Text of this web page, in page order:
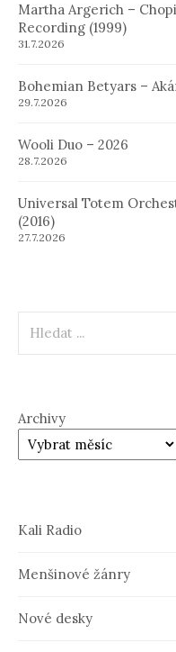
Martha Argerich –
Recording (1999)
31.7.2026
Bohemian Betyars –
29.7.2026
Wooli Duo – 2026
28.7.2026
Universal Totem
(2016)
27.7.2026
Archivy
Kali Radio
Menšinové žánry
Nové desky